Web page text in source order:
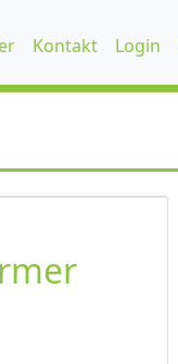
Kontakt Login